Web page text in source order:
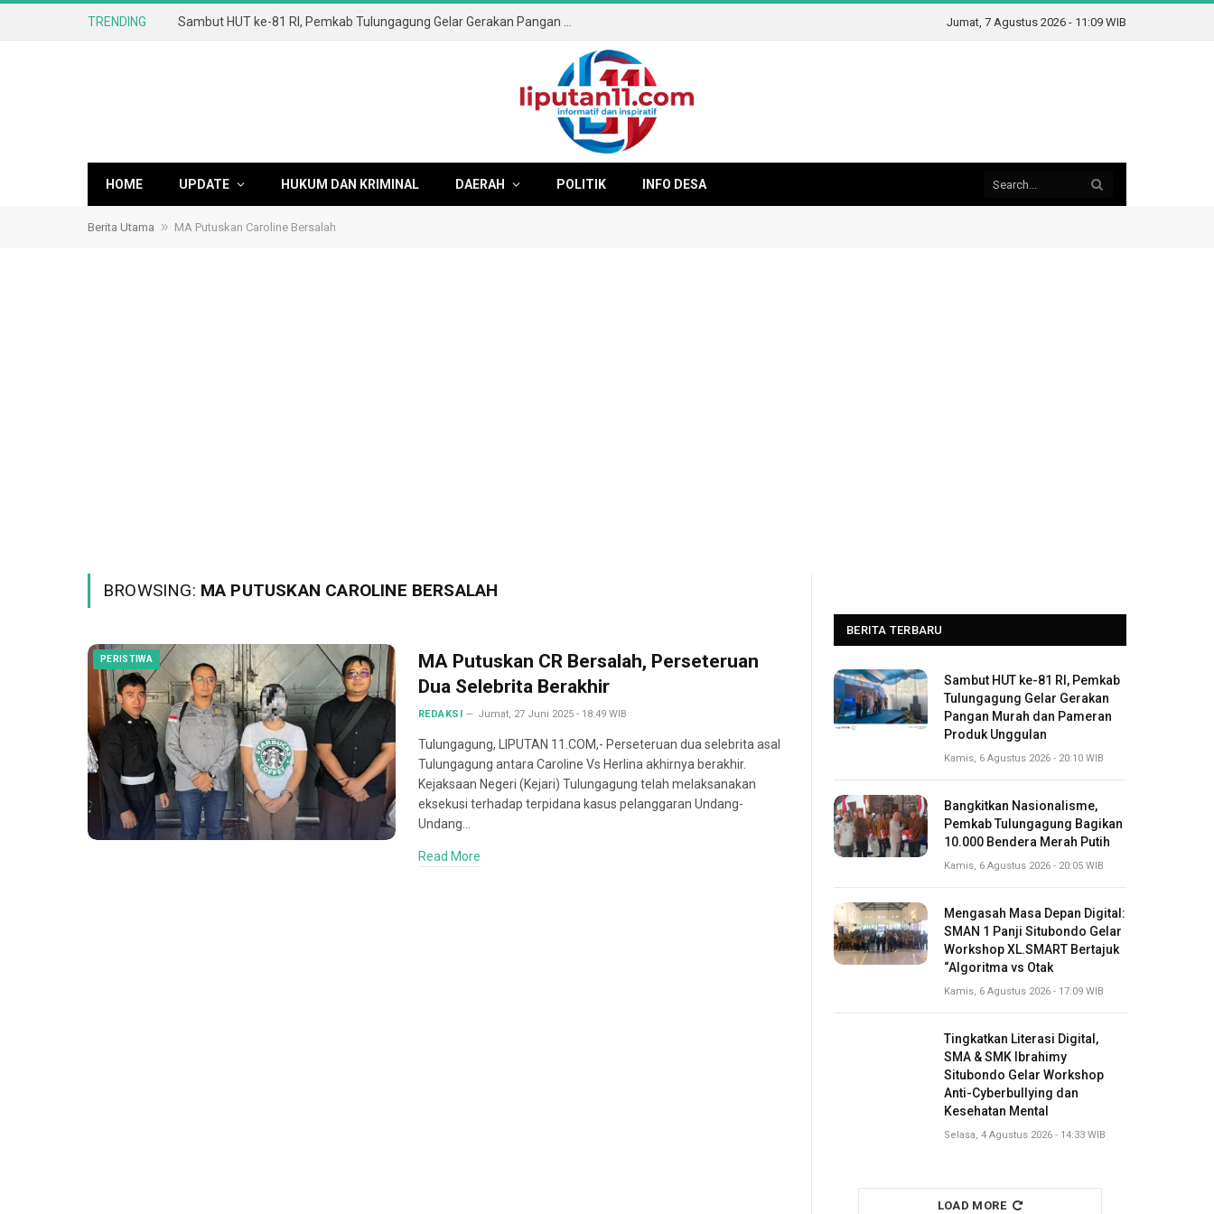
TRENDING Jumat, 7 Agustus 2026 - 11:09 WIB
HOME UPDATE HUKUM DAN KRIMINAL DAERAH POLITIK INFO DESA
Berita Utama » MA Putuskan Caroline Bersalah
BROWSING: MA PUTUSKAN CAROLINE BERSALAH
PERISTIWA
MA Putuskan CR Bersalah, Perseteruan
Dua Selebrita Berakhir
REDAKSI Jumat, 27 Juni 2025 - 18:49 WIB
Tulungagung, LIPUTAN 11.COM,- Perseteruan dua selebrita asal
Tulungagung antara Caroline Vs Herlina akhirnya berakhir.
Kejaksaan Negeri (Kejari) Tulungagung telah melaksanakan
eksekusi terhadap terpidana kasus pelanggaran Undang-
Undang…
Read More
BERITA TERBARU
Sambut HUT ke-81 RI, Pemkab
Tulungagung Gelar Gerakan
Pangan Murah dan Pameran
Produk Unggulan
Kamis, 6 Agustus 2026 - 20:10 WIB
Bangkitkan Nasionalisme,
Pemkab Tulungagung Bagikan
10.000 Bendera Merah Putih
Kamis, 6 Agustus 2026 - 20:05 WIB
Mengasah Masa Depan Digital:
SMAN 1 Panji Situbondo Gelar
Workshop XL.SMART Bertajuk
“Algoritma vs Otak
Kamis, 6 Agustus 2026 - 17:09 WIB
Tingkatkan Literasi Digital,
SMA & SMK Ibrahimy
Situbondo Gelar Workshop
Anti-Cyberbullying dan
Kesehatan Mental
Selasa, 4 Agustus 2026 - 14:33 WIB
LOAD MORE